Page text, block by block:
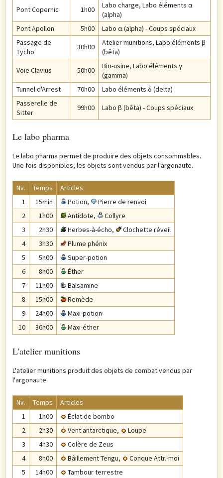
Pont Copernic 1h00 Labo charge, Labo éléments α
(alpha)
Pont Apollon
5h00
Labo α (alpha) - Coups spéciaux
Passage de
Tycho
30h00 Atelier munitions, Labo éléments β
(bêta)
Voie Clavius 50h00 Bio-usine, Labo éléments γ
(gamma)
Tunnel d'Arrest
70h00
Labo éléments δ (delta)
Passerelle de
Sitter
99h00 Labo β (bêta) - Coups spéciaux
Le labo pharma
Le labo pharma permet de produire des objets consommables.
Une fois disponibles, les objets sont vendus par l'argonaute.
Nv. Temps
Articles
1
15min Potion,
Pierre de renvoi
2
1h00 Antidote,
Collyre
3
2h30 Herbes-à-écho,
Clochette réveil
4
3h30
Plume phénix
5
5h00
Super-potion
6
8h00
Éther
7
11h00
Balsamine
8
15h00
Remède
9
24h00
Maxi-potion
10
36h00 Maxi-éther
L'atelier munitions
L'atelier munitions produit des objets de combat vendus par
l'argonaute.
Nv. Temps
Articles
1
1h00
Éclat de bombo
2
2h30 Vent antarctique,
Loupe
3
4h30
Colère de Zeus
4
8h00 Bâillement Tengu,
Conque Attr.-moi
5
14h00
Tambour terrestre